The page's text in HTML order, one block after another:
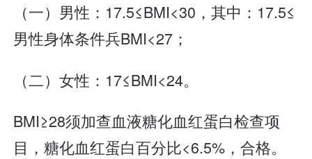
（一）男性：17.5≤BMI<30，其中：17.5≤
男性身体条件兵BMI<27；
（二）女性：17≤BMI<24。
BMI≥28须加查血液糖化血红蛋白检查项
目，糖化血红蛋白百分比<6.5%，合格。